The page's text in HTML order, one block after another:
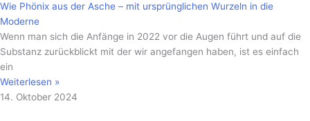
Wie Phönix aus der Asche – mit ursprünglichen Wurzeln in die
Moderne
Wenn man sich die Anfänge in 2022 vor die Augen führt und auf die
Substanz zurückblickt mit der wir angefangen haben, ist es einfach
ein
Weiterlesen »
14. Oktober 2024